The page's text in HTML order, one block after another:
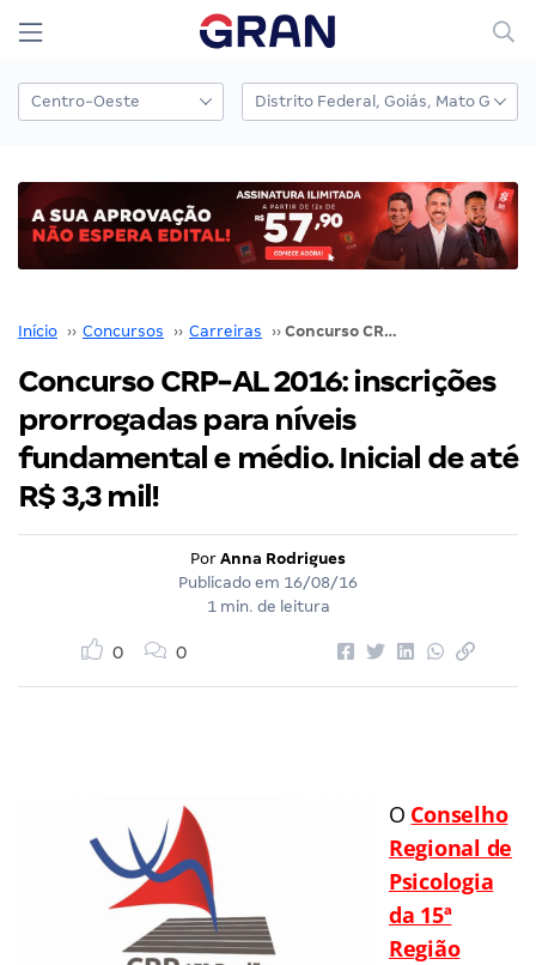
Início ›› Concursos ›› Carreiras ›› Concurso CRP-AL 2016: inscrições prorrogadas para níveis fundamental e médio. Inicial de até R$ 3,3 mil!
Concurso CRP-AL 2016: inscrições
prorrogadas para níveis
fundamental e médio. Inicial de até
R$ 3,3 mil!
Por Anna Rodrigues
Publicado em 16/08/16
1 min. de leitura
0 0
O Conselho
Regional de
Psicologia
da 15ª
Região